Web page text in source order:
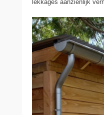
lekkages aanzienlijk